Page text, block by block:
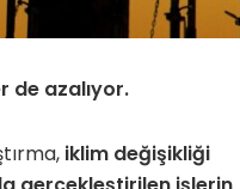
de azalıyor.
iklim değişikliği